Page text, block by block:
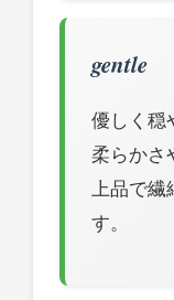
gentle
優しく穏
柔らかさ
上品で繊
す。